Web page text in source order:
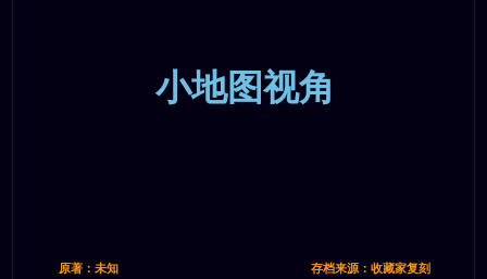
小地图视角
原著：未知 存档来源：收藏家复刻